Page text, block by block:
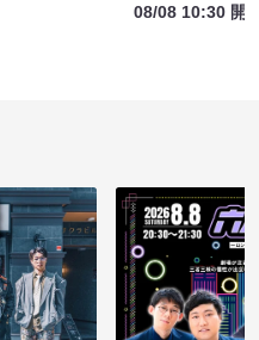
08/08 10:30 開